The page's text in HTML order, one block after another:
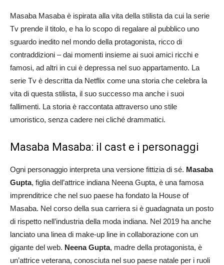
Masaba Masaba è ispirata alla vita della stilista da cui la serie
Tv prende il titolo, e ha lo scopo di regalare al pubblico uno
sguardo inedito nel mondo della protagonista, ricco di
contraddizioni – dai momenti insieme ai suoi amici ricchi e
famosi, ad altri in cui è depressa nel suo appartamento. La
serie Tv è descritta da Netflix come una storia che celebra la
vita di questa stilista, il suo successo ma anche i suoi
fallimenti. La storia è raccontata attraverso uno stile
umoristico, senza cadere nei cliché drammatici.
Masaba Masaba: il cast e i personaggi
Ogni personaggio interpreta una versione fittizia di sé. Masaba
Gupta, figlia dell’attrice indiana Neena Gupta, è una famosa
imprenditrice che nel suo paese ha fondato la House of
Masaba. Nel corso della sua carriera si è guadagnata un posto
di rispetto nell’industria della moda indiana. Nel 2019 ha anche
lanciato una linea di make-up line in collaborazione con un
gigante del web. Neena Gupta, madre della protagonista, è
un’attrice veterana, conosciuta nel suo paese natale per i ruoli